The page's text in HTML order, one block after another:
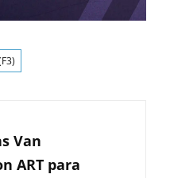
Van
ART para